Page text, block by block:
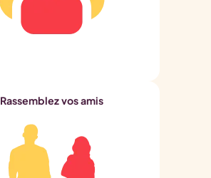
Rassemblez vos amis